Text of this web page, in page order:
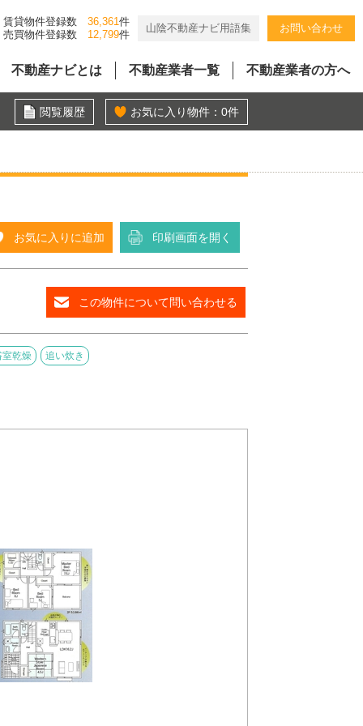
賃貸物件登録数 36,361件
売買物件登録数
12,799件
山陰不動産ナビ用語集 お問い合わせ
不動産ナビとは 不動産業者一覧 不動産業者の方へ
閲覧履歴 お気に入り物件： 0件
お気に入りに追加 印刷画面を開く
この物件について問い合わせる
室乾燥 追い炊き